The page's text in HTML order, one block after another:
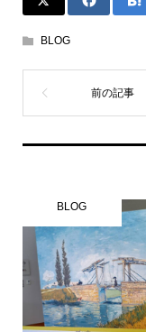
BLOG
BLOG